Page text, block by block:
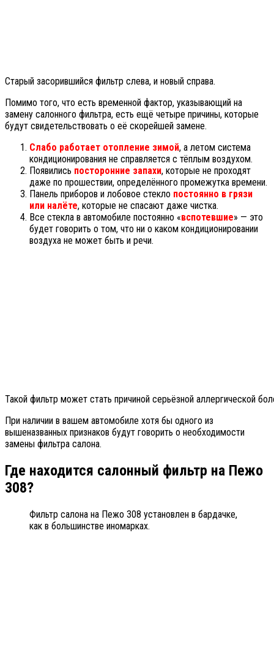
Старый засорившийся фильтр слева, и новый справа.
Помимо того, что есть временной фактор, указывающий на
замену салонного фильтра, есть ещё четыре причины, которые
будут свидетельствовать о её скорейшей замене.
Слабо работает отопление зимой, а летом система
кондиционирования не справляется с тёплым воздухом.
Появились посторонние запахи, которые не проходят
даже по прошествии, определённого промежутка времени.
Панель приборов и лобовое стекло постоянно в грязи
или налёте, которые не спасают даже чистка.
Все стекла в автомобиле постоянно «вспотевшие» — это
будет говорить о том, что ни о каком кондиционировании
воздуха не может быть и речи.
Такой фильтр может стать причиной серьёзной аллергической
При наличии в вашем автомобиле хотя бы одного из
вышеназванных признаков будут говорить о необходимости
замены фильтра салона.
Где находится салонный фильтр на Пежо
308?
Фильтр салона на Пежо 308 установлен в бардачке,
как в большинстве иномарках.